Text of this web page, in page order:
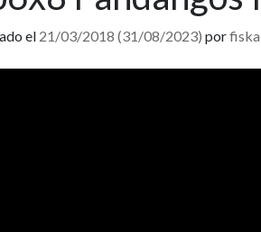
el 21/03/2018 (31/08/2023) por